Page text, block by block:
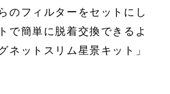
のフィルターをセットにし
で簡単に脱着交換できるよ
ネットスリム星景キット」